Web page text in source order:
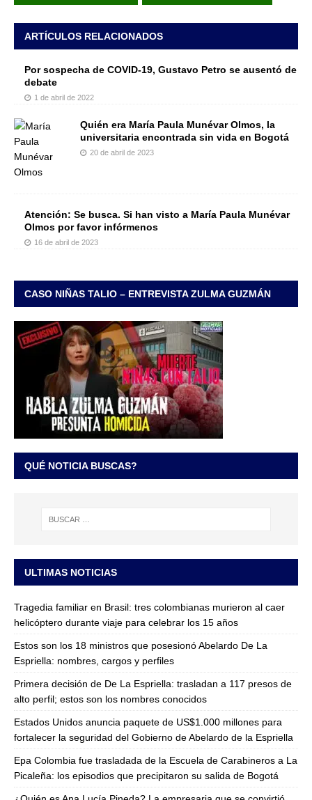
ARTÍCULOS RELACIONADOS
Por sospecha de COVID-19, Gustavo Petro se ausentó de
debate
1 de abril de 2022
Quién era María Paula Munévar Olmos, la
universitaria encontrada sin vida en Bogotá
20 de abril de 2023
Atención: Se busca. Si han visto a María Paula Munévar
Olmos por favor infórmenos
16 de abril de 2023
CASO NIÑAS TALIO – ENTREVISTA ZULMA GUZMÁN
QUÉ NOTICIA BUSCAS?
ULTIMAS NOTICIAS
Tragedia familiar en Brasil: tres colombianas murieron al caer
helicóptero durante viaje para celebrar los 15 años
Estos son los 18 ministros que posesionó Abelardo De La
Espriella: nombres, cargos y perfiles
Primera decisión de De La Espriella: trasladan a 117 presos de
alto perfil; estos son los nombres conocidos
Estados Unidos anuncia paquete de US$1.000 millones para
fortalecer la seguridad del Gobierno de Abelardo de la Espriella
Epa Colombia fue trasladada de la Escuela de Carabineros a La
Picaleña: los episodios que precipitaron su salida de Bogotá